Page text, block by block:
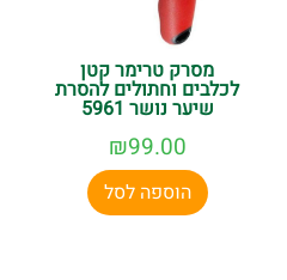
מסרק טרימר קטן
לכלבים וחתולים להסרת
שיער נושר 5961
₪99.00
הוספה לסל